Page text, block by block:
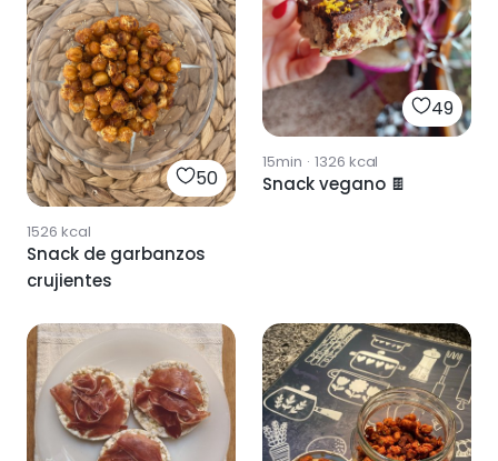
50
1526 kcal
Snack de garbanzos
crujientes
49
15min · 1326 kcal
Snack vegano 🍫